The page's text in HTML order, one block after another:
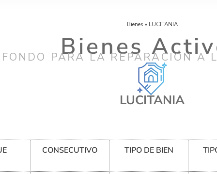
Bienes » LUCITANIA
Bienes
FONDO PARA LA REPARACIÓN A
LUCITANIA
CONSECUTIVO TIPO DE BIEN